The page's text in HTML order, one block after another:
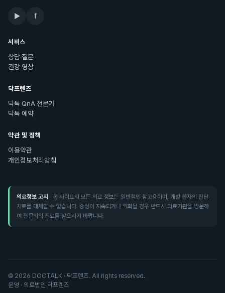
▶ f
서비스
상담·질문
건강 영상
닥프렌즈
닥톡 QnA 전문가
닥톡 예약
약관 및 정책
이용약관
개인정보처리방침
의료정보 고지 · 본 사이트의 모든 의료 정보는 일반적인 참고용이며, 개별 환자의 진단·
치료를 대체할 수 없습니다. 증상이 지속되거나 악화될 경우 반드시 의료기관을 방문하
여 전문의의 진료를 받으시기 바랍니다.
© 2026 DOCTALK · 닥프렌즈. All rights reserved.
운영 · 의료법인 닥프렌즈